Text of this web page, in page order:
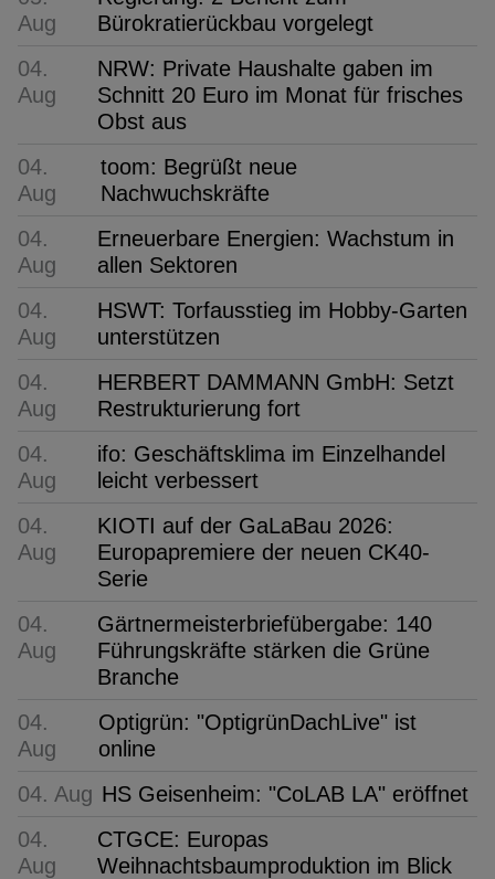
Aug
Bürokratierückbau vorgelegt
04.
Aug
NRW: Private Haushalte gaben im
Schnitt 20 Euro im Monat für frisches
Obst aus
04.
Aug
toom: Begrüßt neue
Nachwuchskräfte
04.
Aug
Erneuerbare Energien: Wachstum in
allen Sektoren
04.
Aug
HSWT: Torfausstieg im Hobby-Garten
unterstützen
04.
Aug
HERBERT DAMMANN GmbH: Setzt
Restrukturierung fort
04.
Aug
ifo: Geschäftsklima im Einzelhandel
leicht verbessert
04.
Aug
KIOTI auf der GaLaBau 2026:
Europapremiere der neuen CK40-
Serie
04.
Aug
Gärtnermeisterbriefübergabe: 140
Führungskräfte stärken die Grüne
Branche
04.
Aug
Optigrün: "OptigrünDachLive" ist
online
04. Aug HS Geisenheim: "CoLAB LA" eröffnet
04.
Aug
CTGCE: Europas
Weihnachtsbaumproduktion im Blick